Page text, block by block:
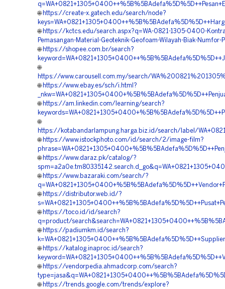
🌐 https://create-x.gatech.edu/search/node?
🌐 https://kctcs.edu/search.aspx?q=WA-0821-1305-0400-
Pemasangan-Material-Geoteknik-Geofoam-Wilayah-Biak-Numfor-
🌐 https://shopee.com.br/search?
🌐
https://www.carousell.com.my/search/
🌐 https://www.ebay.es/sch/i.html?
🌐 https://am.linkedin.com/learning/search?
🌐
https://kotabandarlampung.harga.biz.id/search/label/
🌐 https://www.istockphoto.com/id/search/2/image-film?
🌐 https://www.daraz.pk/catalog/?
🌐 https://www.bazaraki.com/search/?
🌐 https://distributor.web.id/?
🌐 https://toco.id/id/search?
q=product/
🌐 https://padiumkm.id/search?
🌐 https://katalog.inaproc.id/search?
🌐 https://vendorpedia.ahmadcorp.com/search?
🌐 https://trends.google.com/trends/explore?